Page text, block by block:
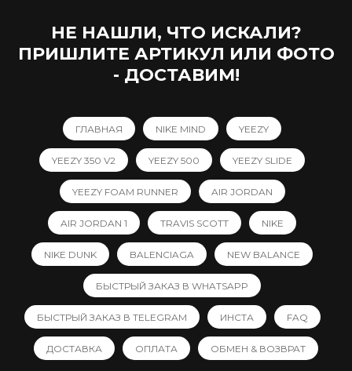
НЕ НАШЛИ, ЧТО ИСКАЛИ?
ПРИШЛИТЕ АРТИКУЛ ИЛИ ФОТО
- ДОСТАВИМ!
ГЛАВНАЯ NIKE MIND YEEZY
YEEZY 350 V2 YEEZY 500 YEEZY SLIDE
YEEZY FOAM RUNNER AIR JORDAN
AIR JORDAN 1 TRAVIS SCOTT NIKE
NIKE DUNK BALENCIAGA NEW BALANCE
БЫСТРЫЙ ЗАКАЗ В WHATSAPP
БЫСТРЫЙ ЗАКАЗ В TELEGRAM ИНСТА FAQ
ДОСТАВКА ОПЛАТА ОБМЕН & ВОЗВРАТ